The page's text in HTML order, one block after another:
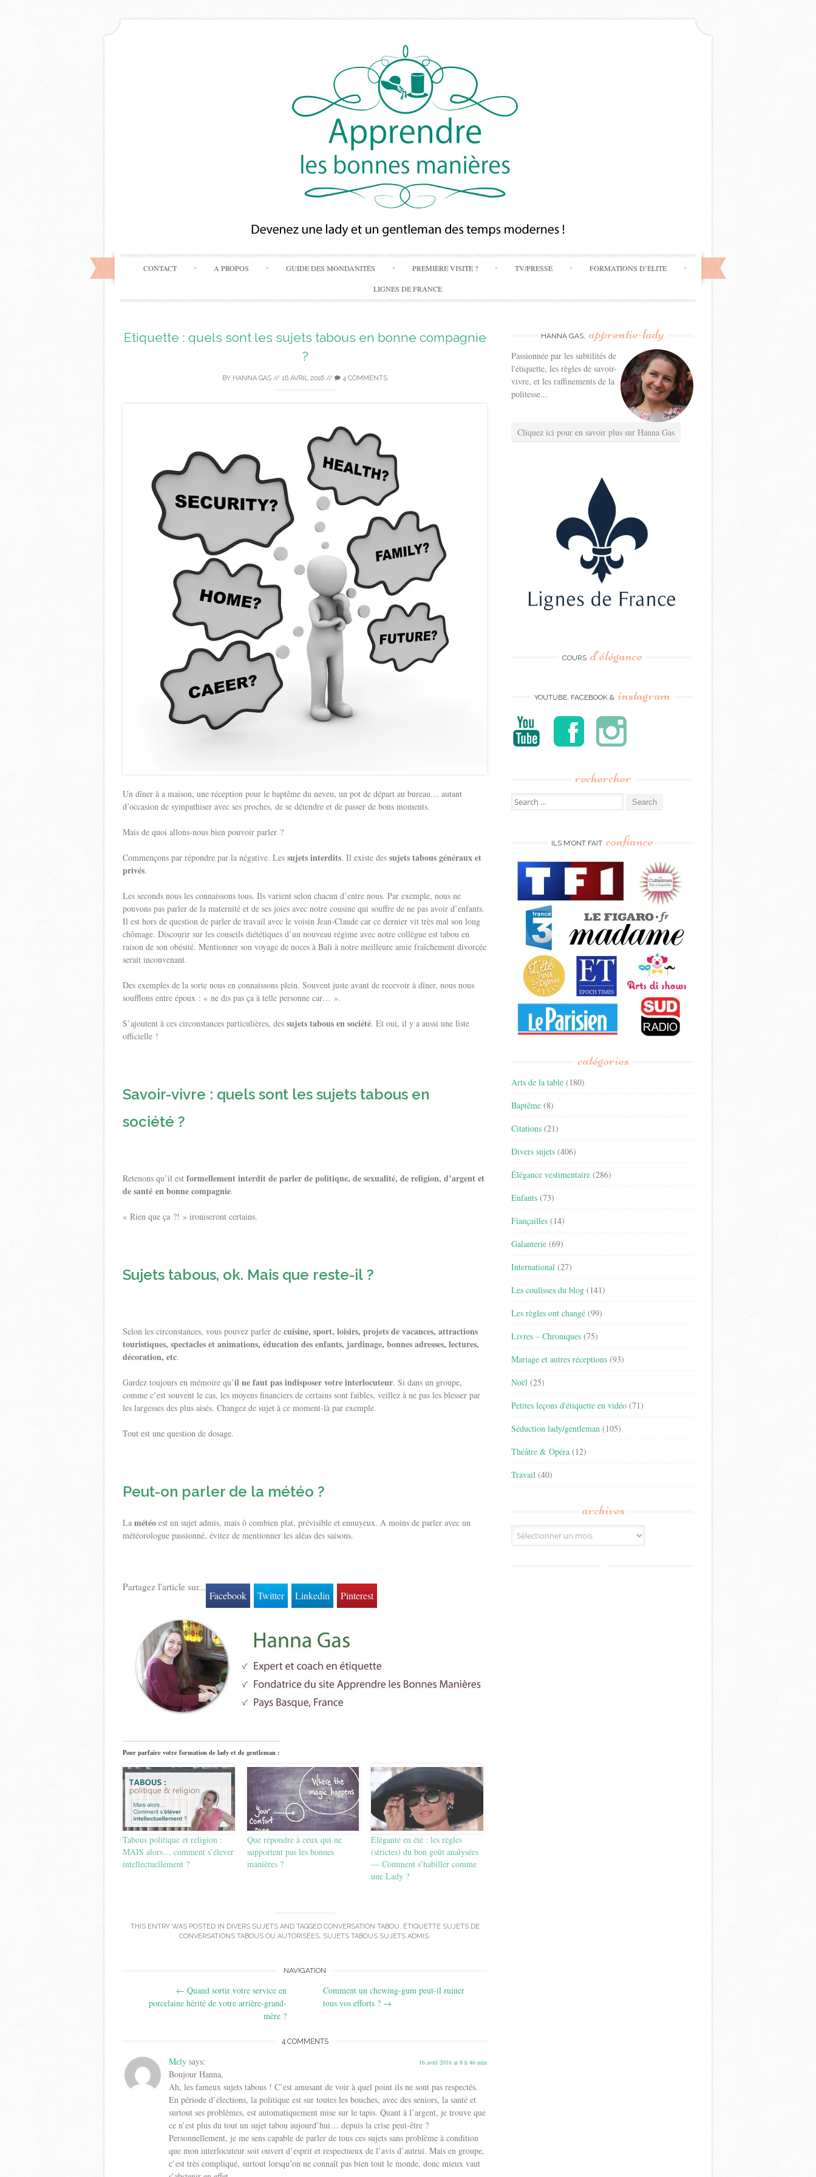
Skip
to
content
CONTACT A PROPOS GUIDE DES MONDANITÉS PREMIÈRE VISITE ? TV/PRESSE FORMATIONS D’ÉLITE
LIGNES DE FRANCE
Etiquette : quels sont les sujets tabous en bonne compagnie
?
BY HANNA GAS // 16 AVRIL 2016 // 4 COMMENTS
Un dîner à a maison, une réception pour le baptême du neveu, un pot de départ au bureau… autant
d’occasion de sympathiser avec ses proches, de se détendre et de passer de bons moments.
Mais de quoi allons-nous bien pouvoir parler ?
Commençons par répondre par la négative. Les sujets interdits. Il existe des sujets tabous généraux et
privés.
Les seconds nous les connaissons tous. Ils varient selon chacun d’entre nous. Par exemple, nous ne
pouvons pas parler de la maternité et de ses joies avec notre cousine qui souffre de ne pas avoir d’enfants.
Il est hors de question de parler de travail avec le voisin Jean-Claude car ce dernier vit très mal son long
chômage. Discourir sur les conseils diététiques d’un nouveau régime avec notre collègue est tabou en
raison de son obésité. Mentionner son voyage de noces à Bali à notre meilleure amie fraîchement divorcée
serait inconvenant.
Des exemples de la sorte nous en connaissons plein. Souvent juste avant de recevoir à dîner, nous nous
soufflons entre époux : « ne dis pas ça à telle personne car… ».
S’ajoutent à ces circonstances particulières, des sujets tabous en société. Et oui, il y a aussi une liste
officielle !
Savoir-vivre : quels sont les sujets tabous en
société ?
Retenons qu’il est formellement interdit de parler de politique, de sexualité, de religion, d’argent et
de santé en bonne compagnie.
« Rien que ça ?! » ironiseront certains.
Sujets tabous, ok. Mais que reste-il ?
Selon les circonstances, vous pouvez parler de cuisine, sport, loisirs, projets de vacances, attractions
touristiques, spectacles et animations, éducation des enfants, jardinage, bonnes adresses, lectures,
décoration, etc.
Gardez toujours en mémoire qu’il ne faut pas indisposer votre interlocuteur. Si dans un groupe,
comme c’est souvent le cas, les moyens financiers de certains sont faibles, veillez à ne pas les blesser par
les largesses des plus aisés. Changez de sujet à ce moment-là par exemple.
Tout est une question de dosage.
Peut-on parler de la météo ?
La météo est un sujet admis, mais ô combien plat, prévisible et ennuyeux. A moins de parler avec un
météorologue passionné, évitez de mentionner les aléas des saisons.
Partagez l'article sur...
Facebook Twitter Linkedin Pinterest
Pour parfaire votre formation de lady et de gentleman :
Tabous politique et religion :
MAIS alors… comment s’élever
intellectuellement ?
Que répondre à ceux qui ne
supportent pas les bonnes
manières ?
Elégante en été : les règles
(strictes) du bon goût analysées
— Comment s’habiller comme
une Lady ?
THIS ENTRY WAS POSTED IN DIVERS SUJETSAND TAGGED CONVERSATION TABOU, ÉTIQUETTE SUJETS DE
CONVERSATIONS TABOUS OU AUTORISÉES, SUJETS TABOUS SUJETS ADMIS.
navigation
NAVIGATION
← Quand sortir votre service en
porcelaine hérité de votre arrière-grand-
mère ?
Comment un chewing-gum peut-il ruiner
tous vos efforts ? →
4 COMMENTS
Mely says: 16 avril 2016 at 8 h 46 min
Bonjour Hanna,
Ah, les fameux sujets tabous ! C’est amusant de voir à quel point ils ne sont pas respectés.
En période d’élections, la politique est sur toutes les bouches, avec des seniors, la santé et
surtout ses problèmes, est automatiquement mise sur le tapis. Quant à l’argent, je trouve que
ce n’est plus du tout un sujet tabou aujourd’hui… depuis la crise peut-être ?
Personnellement, je me sens capable de parler de tous ces sujets sans problème à condition
que mon interlocuteur soit ouvert d’esprit et respectueux de l’avis d’autrui. Mais en groupe,
c’est très compliqué, surtout lorsqu’on ne connaît pas bien tout le monde, donc mieux vaut
HANNA GAS, apprentie-lady
Passionnée par les subtilités de
l'étiquette, les règles de savoir-
vivre, et les raffinements de la
politesse...
Cliquez ici pour en savoir plus sur Hanna Gas
COURS d’élégance
YOUTUBE, FACEBOOK & instagram
rechercher
Search
for:
ILS M’ONT FAIT confiance
catégories
Arts de la table (180)
Baptême (8)
Citations (21)
Divers sujets (406)
Élégance vestimentaire (286)
Enfants (73)
Fiançailles (14)
Galanterie (69)
International (27)
Les coulisses du blog (141)
Les règles ont changé (99)
Livres – Chroniques (75)
Mariage et autres réceptions (93)
Noël (25)
Petites leçons d'étiquette en vidéo (71)
Séduction lady/gentleman (105)
Théâtre & Opéra (12)
Travail (40)
archives
Archives